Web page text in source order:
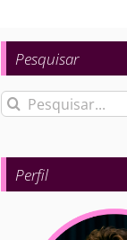
Pesquisar
Buscar
para:
Perfil